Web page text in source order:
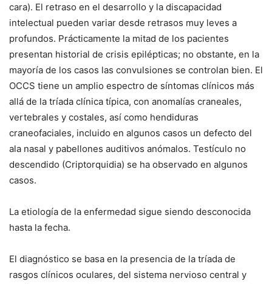
cara). El retraso en el desarrollo y la discapacidad
intelectual pueden variar desde retrasos muy leves a
profundos. Prácticamente la mitad de los pacientes
presentan historial de crisis epilépticas; no obstante, en la
mayoría de los casos las convulsiones se controlan bien. El
OCCS tiene un amplio espectro de síntomas clínicos más
allá de la tríada clínica típica, con anomalías craneales,
vertebrales y costales, así como hendiduras
craneofaciales, incluido en algunos casos un defecto del
ala nasal y pabellones auditivos anómalos. Testículo no
descendido (Criptorquidia) se ha observado en algunos
casos.
La etiología de la enfermedad sigue siendo desconocida
hasta la fecha.
El diagnóstico se basa en la presencia de la tríada de
rasgos clínicos oculares, del sistema nervioso central y